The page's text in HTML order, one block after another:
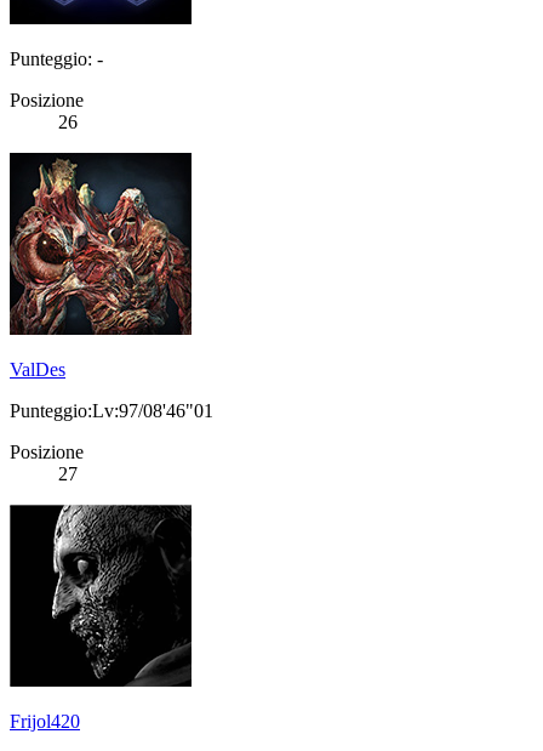
Punteggio: -
Posizione
26
ValDes
Punteggio:Lv:97/08'46"01
Posizione
27
Frijol420